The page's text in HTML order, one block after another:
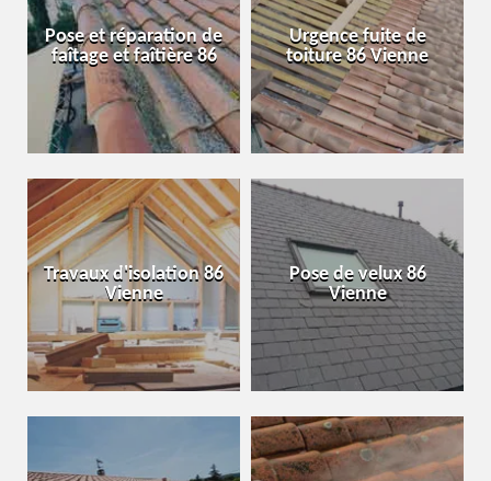
Pose et réparation de
faîtage et faîtière 86
Urgence fuite de
toiture 86 Vienne
Travaux d'isolation 86
Vienne
Pose de velux 86
Vienne